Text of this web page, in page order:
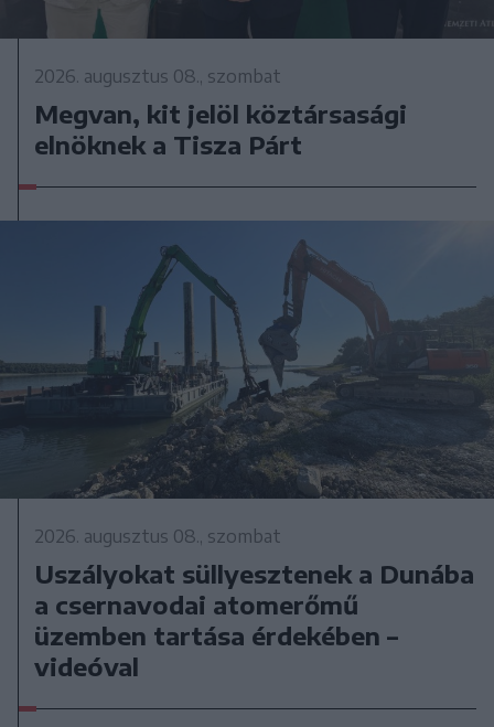
2026. augusztus 08., szombat
Megvan, kit jelöl köztársasági
elnöknek a Tisza Párt
2026. augusztus 08., szombat
Uszályokat süllyesztenek a Dunába
a csernavodai atomerőmű
üzemben tartása érdekében –
videóval